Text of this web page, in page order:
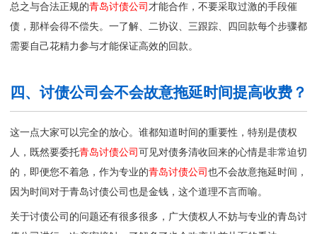
总之与合法正规的青岛讨债公司才能合作，不要采取过激的手段催
债，那样会得不偿失。一了解、二协议、三跟踪、四回款每个步骤都
需要自己花精力参与才能保证高效的回款。
四、讨债公司会不会故意拖延时间提高收费？
这一点大家可以完全的放心。谁都知道时间的重要性，特别是债权
人，既然要委托青岛讨债公司可见对债务清收回来的心情是非常迫切
的，即便您不着急，作为专业的青岛讨债公司也不会故意拖延时间，
因为时间对于青岛讨债公司也是金钱，这个道理不言而喻。
关于讨债公司的问题还有很多很多，广大债权人不妨与专业的青岛讨